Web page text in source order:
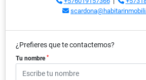
¿Prefieres que te contactemos?
Tu nombre *